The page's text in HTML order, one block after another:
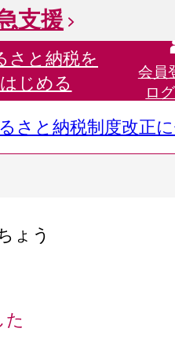
支援
さと納税を
はじめる
会員
ロ
るさと納税制度改正
ょう
た